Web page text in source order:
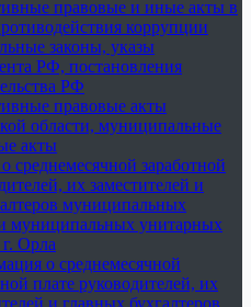
правовые и иные акты в
коррупции
законы, указы
РФ, постановления
РФ
правовые акты
области, муниципальные
акты
среднемесячной заработной
их заместителей и
муниципальных
муниципальных унитарных
Орла
о среднемесячной
плате руководителей, их
и главных бухгалтеров